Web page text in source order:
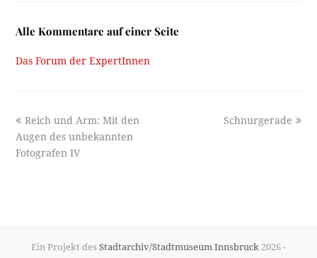
Alle Kommentare auf einer Seite
Das Forum der ExpertInnen
previous
post:
Reich und Arm: Mit den
Augen des unbekannten
Fotografen IV
next
Schnurgerade
Ein Projekt des Stadtarchiv/Stadtmuseum Innsbruck 2026 -